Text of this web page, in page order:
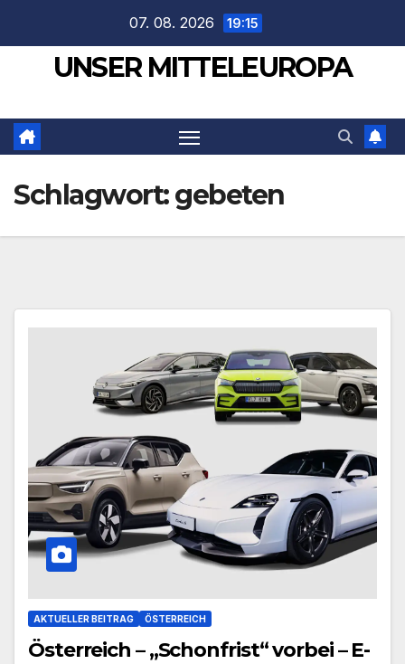
springen
07. 08. 2026 19:15
UNSER MITTELEUROPA
Schlagwort:gebeten
AKTUELLER BEITRAG ÖSTERREICH
Österreich – „Schonfrist“ vorbei – E-